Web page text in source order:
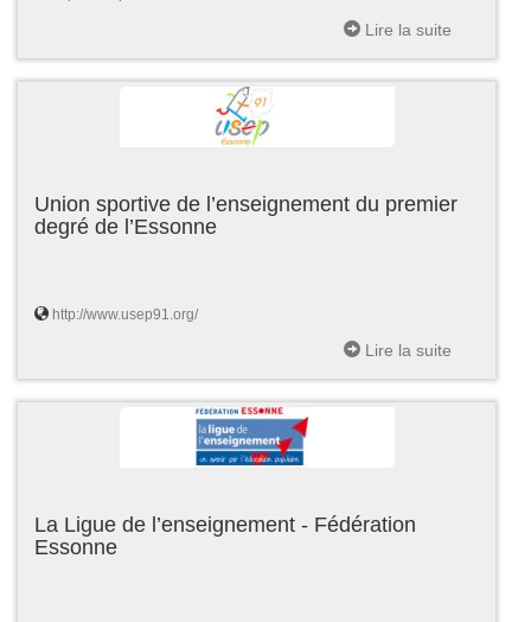
Lire la suite
Union sportive de l’enseignement du premier
degré de l’Essonne
http://www.usep91.org/
Lire la suite
La Ligue de l’enseignement - Fédération
Essonne